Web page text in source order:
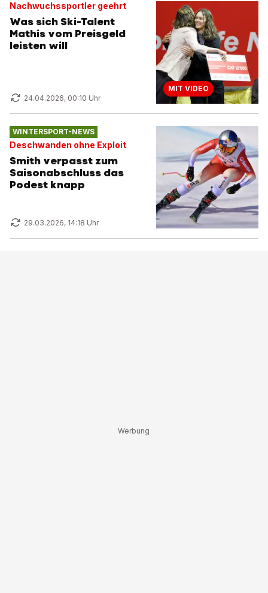
Nachwuchssportler geehrt
Was sich Ski-Talent
Mathis vom Preisgeld
leisten will
24.04.2026, 00:10 Uhr
MIT VIDEO
WINTERSPORT-NEWS
Deschwanden ohne Exploit
Smith verpasst zum
Saisonabschluss das
Podest knapp
29.03.2026, 14:18 Uhr